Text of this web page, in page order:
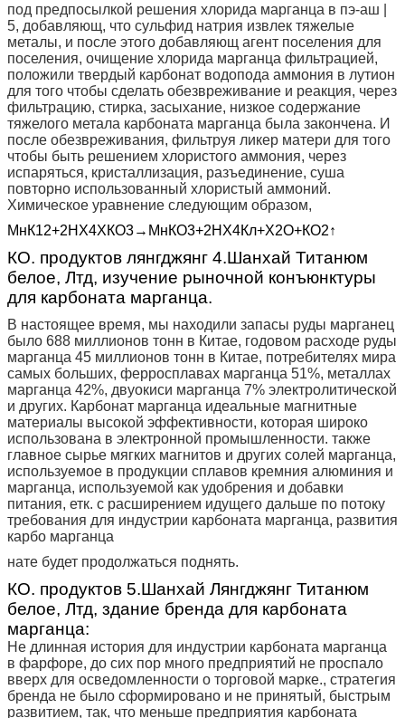
под предпосылкой решения хлорида марганца в пэ-аш |
5, добавляющ, что сульфид натрия извлек тяжелые
металы, и после этого добавляющ агент поселения для
поселения, очищение хлорида марганца фильтрацией,
положили твердый карбонат водопода аммония в лутион
для того чтобы сделать обезвреживание и реакция, через
фильтрацию, стирка, засыхание, низкое содержание
тяжелого метала карбоната марганца была закончена. И
после обезвреживания, фильтруя ликер матери для того
чтобы быть решением хлористого аммония, через
испаряться, кристаллизация, разъединение, суша
повторно использованный хлористый аммоний.
Химическое уравнение следующим образом,
МнК12+2НХ4ХКО3→МнКО3+2НХ4Кл+Х2О+КО2↑
КО. продуктов лянгджянг 4.Шанхай Титанюм
белое, Лтд, изучение рыночной конъюнктуры
для карбоната марганца.
В настоящее время, мы находили запасы руды марганец
было 688 миллионов тонн в Китае, годовом расходе руды
марганца 45 миллионов тонн в Китае, потребителях мира
самых больших, ферросплавах марганца 51%, металлах
марганца 42%, двуокиси марганца 7% электролитической
и других. Карбонат марганца идеальные магнитные
материалы высокой эффективности, которая широко
использована в электронной промышленности. также
главное сырье мягких магнитов и других солей марганца,
используемое в продукции сплавов кремния алюминия и
марганца, используемой как удобрения и добавки
питания, етк. с расширением идущего дальше по потоку
требования для индустрии карбоната марганца, развития
карбо марганца
нате будет продолжаться поднять.
КО. продуктов 5.Шанхай Лянгджянг Титанюм
белое, Лтд, здание бренда для карбоната
марганца:
Не длинная история для индустрии карбоната марганца
в фарфоре, до сих пор много предприятий не проспало
вверх для осведомленности о торговой марке., стратегия
бренда не было сформировано и не принятый, быстрым
развитием, так, что меньше предприятия карбоната